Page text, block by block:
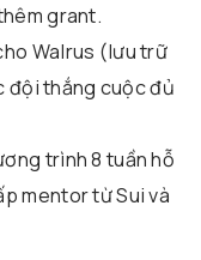
grant.
Walrus (lưu trữ
đội thắng cuộc đủ
trình 8 tuần hỗ
mentor từ Sui và